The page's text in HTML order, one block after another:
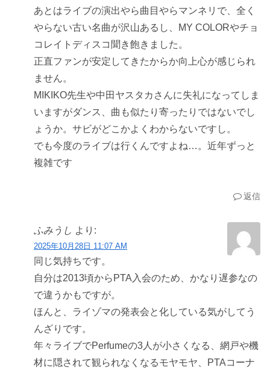
あとはライブの演出やら曲目やらマンネリで、全く
やらない古い名曲が沢山あるし、MY COLORやチョ
コレイトディスコ聞き飽きました。
正直ファンが安定してきたからか向上心が感じられ
ません。
MIKIKO先生や中田ヤスタカさんに失礼になってしま
いますがダンス、曲も似たり寄ったりではないでし
ょうか。サビがどこかよくわからないですし。
でも今度のライブは行くんですよね…。近年ずっと
複雑です
返信
ふみうし より:
2025年10月28日 11:07 AM
同じ気持ちです。
自分は2013頃からPTA入会のため、かなり遅参なの
で違うかもですが。
ほんと、ライゾマの発表会と化している気がしてう
んざりです。
年々ライブでPerfumeの3人が小さくなる、網戸や機
材に隠されて観られなくなるモヤモヤ、PTAコーナ